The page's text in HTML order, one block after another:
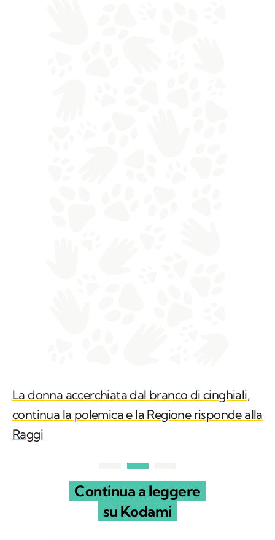
La donna accerchiata dal branco di cinghiali,
continua la polemica e la Regione risponde alla
Raggi
Continua a leggere
su Kodami